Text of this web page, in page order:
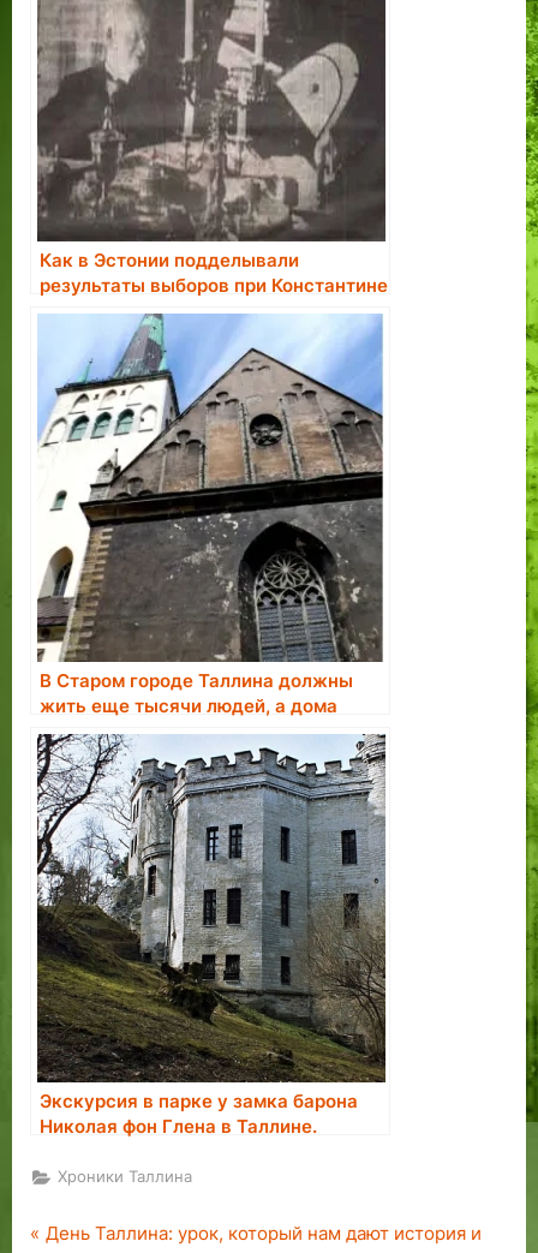
Как в Эстонии подделывали
результаты выборов при Константине
Пятсе.
В Старом городе Таллина должны
жить еще тысячи людей, а дома
нужно отобрать у недобросовестных
владельцев
Экскурсия в парке у замка барона
Николая фон Глена в Таллине.
Хроники Таллина
Навигация
P
День Таллина: урок, который нам дают история и